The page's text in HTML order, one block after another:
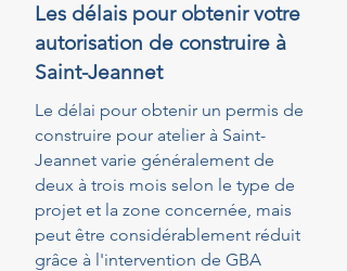
Les délais pour obtenir votre
autorisation de construire à
Saint-Jeannet
Le délai pour obtenir un permis de
construire pour atelier à Saint-
Jeannet varie généralement de
deux à trois mois selon le type de
projet et la zone concernée, mais
peut être considérablement réduit
grâce à l'intervention de GBA